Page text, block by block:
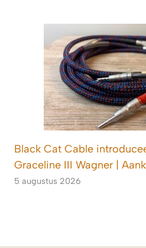
Black Cat Cable
Graceline III Wagner |
5 augustus 2026